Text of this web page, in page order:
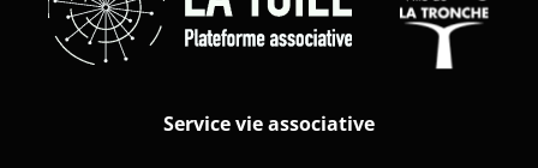
Service vie associative